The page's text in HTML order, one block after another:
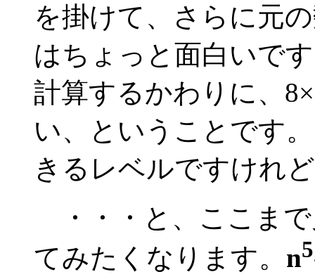
を掛けて、さらに元
はちょっと面白いで
計算するかわりに、
い、ということです
きるレベルですけれ
・・・と、ここま
てみたくなります。 n5